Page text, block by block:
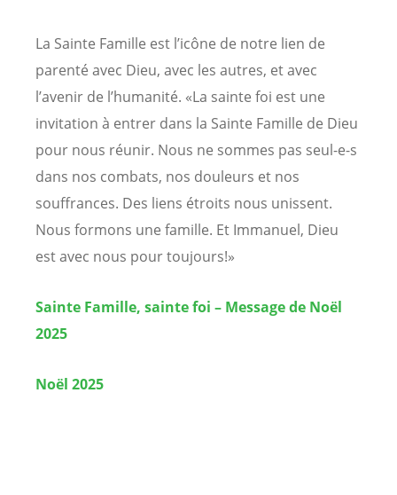
La Sainte Famille est l’icône de notre lien de
parenté avec Dieu, avec les autres, et avec
l’avenir de l’humanité. «La sainte foi est une
invitation à entrer dans la Sainte Famille de Dieu
pour nous réunir. Nous ne sommes pas seul-e-s
dans nos combats, nos douleurs et nos
souffrances. Des liens étroits nous unissent.
Nous formons une famille. Et Immanuel, Dieu
est avec nous pour toujours!»
Sainte Famille, sainte foi – Message de Noël
2025
Noël 2025